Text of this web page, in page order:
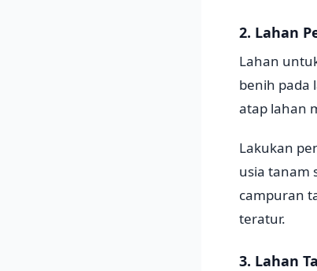
2. Lahan
Lahan
benih pada
atap lahan
Lakukan
usia tanam
campuran
teratur.
3. Lahan